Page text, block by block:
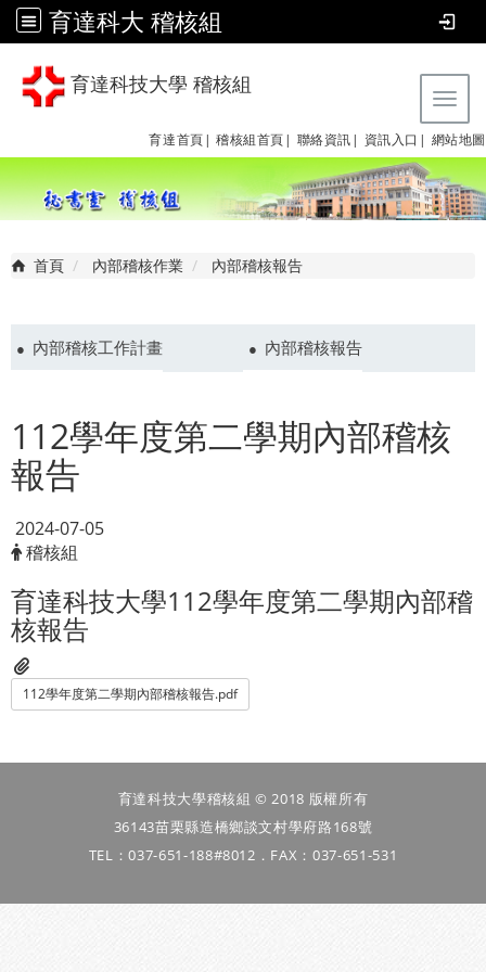
育達科大 稽核組
育達科技大學 稽核組
育達首頁| 稽核組首頁| 聯絡資訊| 資訊入口| 網站地圖
首頁 內部稽核作業 內部稽核報告
內部稽核工作計畫 內部稽核報告
112學年度第二學期內部稽核
報告
2024-07-05
稽核組
育達科技大學112學年度第二學期內部稽
核報告
112學年度第二學期內部稽核報告.pdf
育達科技大學稽核組 © 2018 版權所有
36143苗栗縣造橋鄉談文村學府路168號
TEL：037-651-188#8012．FAX：037-651-531